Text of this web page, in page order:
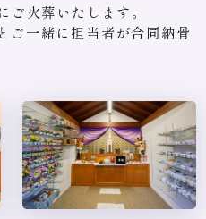
火葬いたします。
ご一緒に担当者が合同納骨